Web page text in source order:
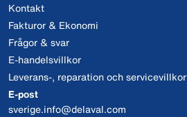
Kontakt
Fakturor & Ekonomi
Frågor & svar
E-handelsvillkor
Leverans-, reparation och servicevillkor
E-post
sverige.info@delaval.com